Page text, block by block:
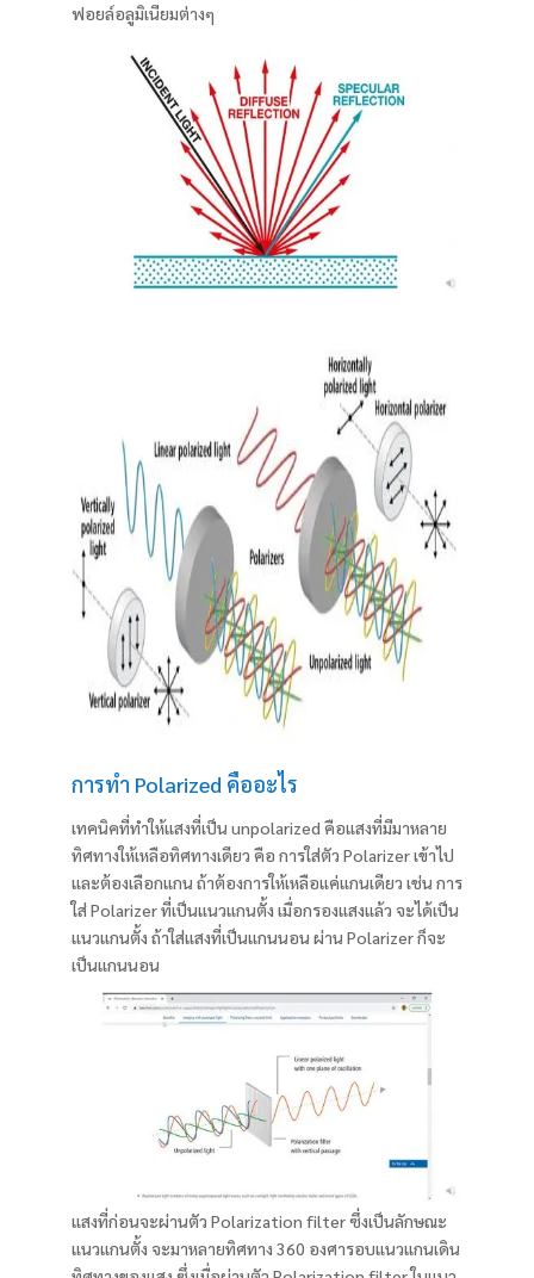
ฟอยล์อลูมิเนียมต่างๆ
การทำ Polarized คืออะไร
เทคนิคที่ทำให้แสงที่เป็น unpolarized คือแสงที่มีมาหลาย
ทิศทางให้เหลือทิศทางเดียว คือ การใส่ตัว Polarizer เข้าไป
และต้องเลือกแกน ถ้าต้องการให้เหลือแค่แกนเดียว เช่น การ
ใส่ Polarizer ที่เป็นแนวแกนตั้ง เมื่อกรองแสงแล้ว จะได้เป็น
แนวแกนตั้ง ถ้าใส่แสงที่เป็นแกนนอน ผ่าน Polarizer ก็จะ
เป็นแกนนอน
แสงที่ก่อนจะผ่านตัว Polarization filter ซึ่งเป็นลักษณะ
แนวแกนตั้ง จะมาหลายทิศทาง 360 องศารอบแนวแกนเดิน